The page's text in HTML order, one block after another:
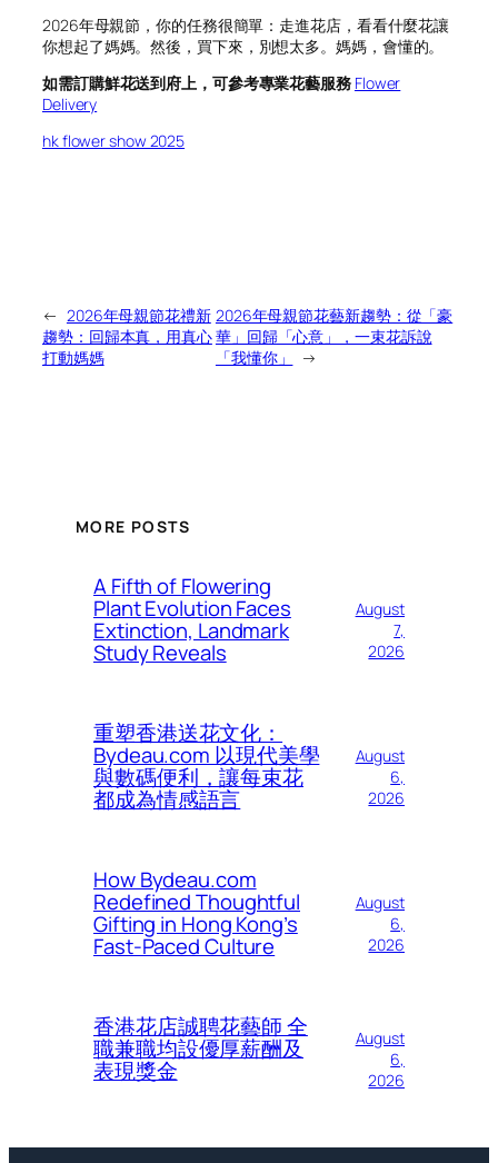
2026年母親節，你的任務很簡單：走進花店，看看什麼花讓
你想起了媽媽。然後，買下來，別想太多。媽媽，會懂的。
如需訂購鮮花送到府上，可參考專業花藝服務 Flower
Delivery
hk flower show 2025
← 2026年母親節花禮新
趨勢：回歸本真，用真心
打動媽媽
2026年母親節花藝新趨勢：從「豪
華」回歸「心意」，一束花訴說
「我懂你」
→
MORE POSTS
A Fifth of Flowering
Plant Evolution Faces
Extinction, Landmark
Study Reveals
August
7,
2026
重塑香港送花文化：
Bydeau.com 以現代美學
與數碼便利，讓每束花
都成為情感語言
August
6,
2026
How Bydeau.com
Redefined Thoughtful
Gifting in Hong Kong’s
Fast-Paced Culture
August
6,
2026
香港花店誠聘花藝師 全
職兼職均設優厚薪酬及
表現獎金
August
6,
2026